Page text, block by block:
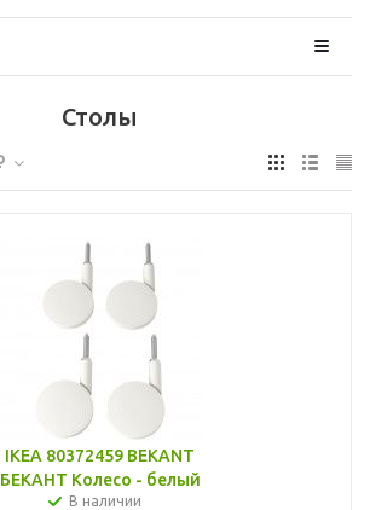
Столы
IKEA 80372459 BEKANT
БЕКАНТ Колесо - белый
В наличии